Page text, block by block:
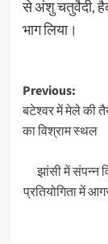
से अंशु चतुर्वेदी,
भाग लिया।
Post
Previous:
बटेश्वर में मेले की
का विश्राम स्थल
झांसी में संपन्न
प्रतियोगिता में